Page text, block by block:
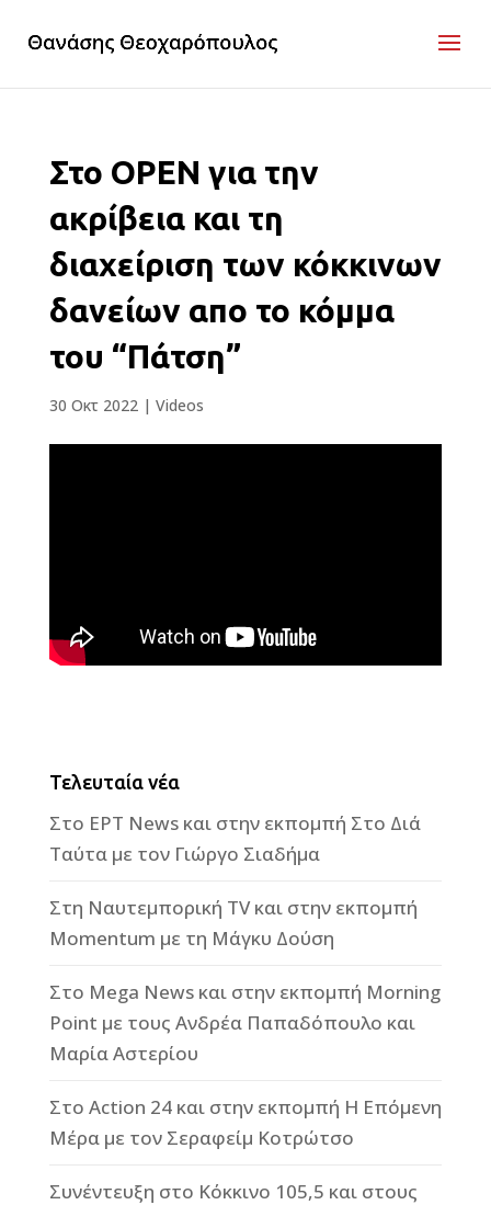
Στο ΟΡΕΝ για την
ακρίβεια και τη
διαχείριση των κόκκινων
δανείων απο το κόμμα
του “Πάτση”
30 Οκτ 2022| Videos
Τελευταία νέα
Στο ΕΡΤ News και στην εκπομπή Στο Διά
Ταύτα με τον Γιώργο Σιαδήμα
Στη Ναυτεμπορική TV και στην εκπομπή
Momentum με τη Μάγκυ Δούση
Στο Mega News και στην εκπομπή Morning
Point με τους Ανδρέα Παπαδόπουλο και
Μαρία Αστερίου
Στο Action 24 και στην εκπομπή Η Επόμενη
Μέρα με τον Σεραφείμ Κοτρώτσο
Συνέντευξη στο Κόκκινο 105,5 και στους